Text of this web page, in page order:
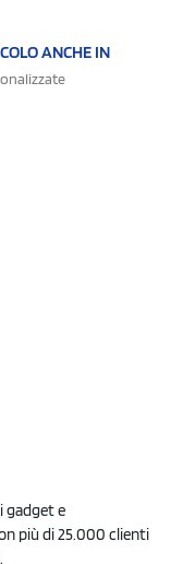
ANCHE IN
gadget e
più di 25.000 clienti